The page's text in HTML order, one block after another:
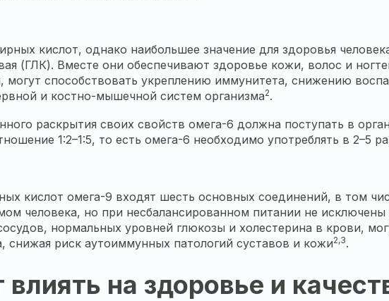
кислот, однако наибольшее значение для здоровья
(ГЛК). Вместе они обеспечивают здоровье кожи, волос и
способствовать укреплению иммунитета, снижению
и костно-мышечной систем организма2.
раскрытия своих свойств омега-6 должна поступать в
1:2–1:5, то есть омега-6 необходимо употреблять в 2–5
кислот омега-9 входят шесть основных соединений, в том
человека, но при несбалансированном питании не
нормальных уровней глюкозы и холестерина в крови,
снижая риск аутоиммунных патологий суставов и кожи2,3.
на здоровье и